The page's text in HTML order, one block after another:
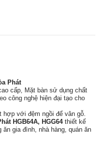
Phát
cấp, Mặt bàn sử dụng chất
công nghệ hiện đại tạo cho
với đệm ngồi để vân gỗ.
HGB64A, HGG64thiết kế
gia đình, nhà hàng, quán ăn